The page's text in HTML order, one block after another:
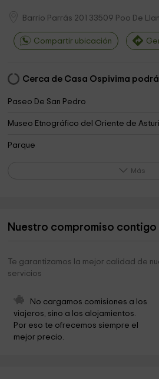
Barrio Parrás 201 33509 Poo De
Compartir ubicación
Cerca de Casa Ospivima
Paseo De San Pedro
Museo Etnográfico del Oriente de
Parque
Paseo de San Pedro
Ermita de Santa María
Prau Riu
Faro de San Antón
Guadalupe Church
Más
Nuestro compromiso contigo
Te garantizamos la mejor calidad de
servicios
No cargamos comisiones a los
viajeros, sino a los alojamientos.
Por eso te ofrecemos siempre el
mejor precio.